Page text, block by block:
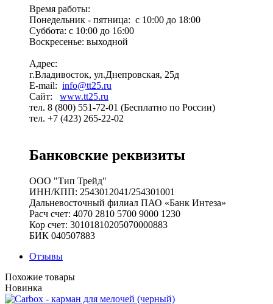
Время работы:
Понедельник - пятница: с 10:00 до 18:00
Суббота: с 10:00 до 16:00
Воскресенье: выходной
Адрес:
г.Владивосток, ул.Днепровская, 25д
E-mail: info@tt25.ru
Сайт: www.tt25.ru
тел. 8 (800) 551-72-01 (Бесплатно по России)
тел. +7 (423) 265-22-02
Банковские реквизиты
ООО "Тип Трейд"
ИНН/КПП: 2543012041/254301001
Дальневосточный филиал ПАО «Банк Интеза»
Расч счет: 4070 2810 5700 9000 1230
Кор счет: 30101810205070000883
БИК 040507883
Отзывы
Похожие товары
Новинка